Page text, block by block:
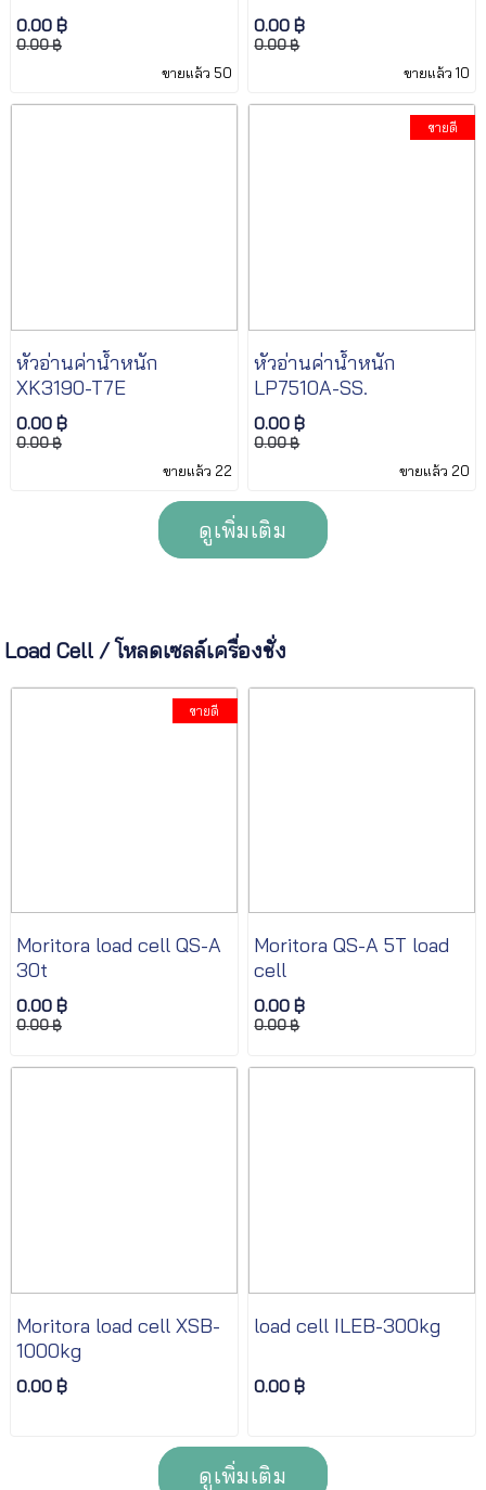
0.00 ฿
0.00 ฿
ขายแล้ว 50
0.00 ฿
0.00 ฿
ขายแล้ว 10
หัวอ่านค่าน้ำหนัก
XK3190-T7E
0.00 ฿
0.00 ฿
ขายแล้ว 22
ขายดี
หัวอ่านค่าน้ำหนัก
LP7510A-SS.
0.00 ฿
0.00 ฿
ขายแล้ว 20
ดูเพิ่มเติม
Load Cell / โหลดเซลล์เครื่องชั่ง
ขายดี
Moritora load cell QS-A
30t
0.00 ฿
0.00 ฿
Moritora QS-A 5T load
cell
0.00 ฿
0.00 ฿
Moritora load cell XSB-
1000kg
0.00 ฿
load cell ILEB-300kg
0.00 ฿
ดูเพิ่มเติม